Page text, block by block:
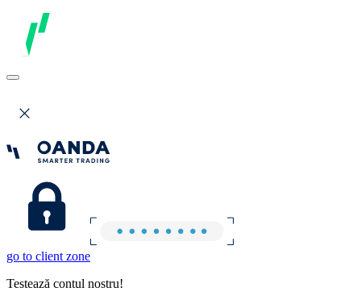
go to client zone
Testează contul nostru!